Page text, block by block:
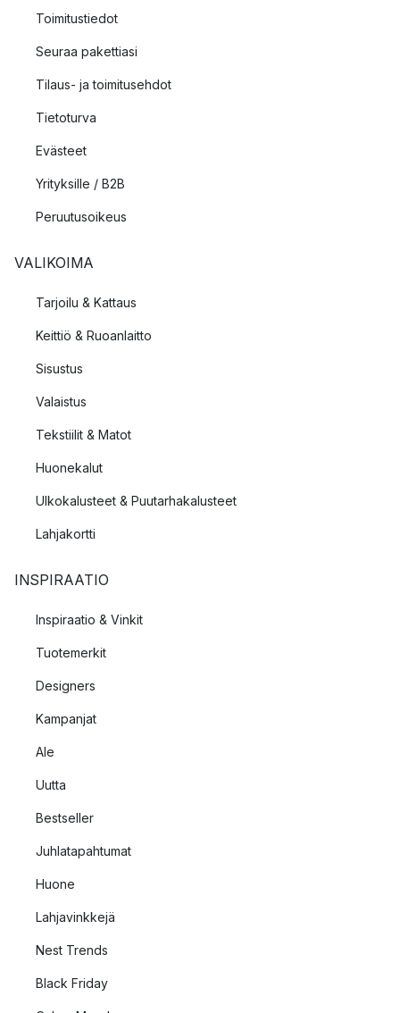
Toimitustiedot
Seuraa pakettiasi
Tilaus- ja toimitusehdot
Tietoturva
Evästeet
Yrityksille / B2B
Peruutusoikeus
VALIKOIMA
Tarjoilu & Kattaus
Keittiö & Ruoanlaitto
Sisustus
Valaistus
Tekstiilit & Matot
Huonekalut
Ulkokalusteet & Puutarhakalusteet
Lahjakortti
INSPIRAATIO
Inspiraatio & Vinkit
Tuotemerkit
Designers
Kampanjat
Ale
Uutta
Bestseller
Juhlatapahtumat
Huone
Lahjavinkkejä
Nest Trends
Black Friday